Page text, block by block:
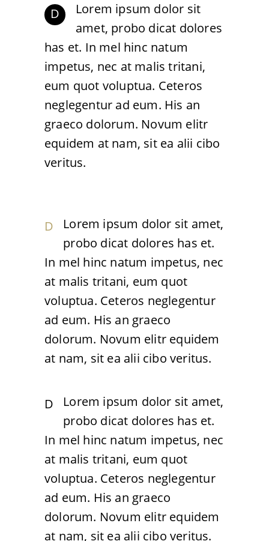
D
Lorem ipsum dolor sit
amet, probo dicat dolores
has et. In mel hinc natum
impetus, nec at malis tritani,
eum quot voluptua. Ceteros
neglegentur ad eum. His an
graeco dolorum. Novum elitr
equidem at nam, sit ea alii cibo
veritus.
D
Lorem ipsum dolor sit amet,
probo dicat dolores has et.
In mel hinc natum impetus, nec
at malis tritani, eum quot
voluptua. Ceteros neglegentur
ad eum. His an graeco
dolorum. Novum elitr equidem
at nam, sit ea alii cibo veritus.
D
Lorem ipsum dolor sit amet,
probo dicat dolores has et.
In mel hinc natum impetus, nec
at malis tritani, eum quot
voluptua. Ceteros neglegentur
ad eum. His an graeco
dolorum. Novum elitr equidem
at nam, sit ea alii cibo veritus.